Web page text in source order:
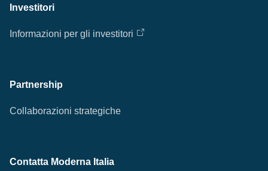
Investitori
Informazioni per gli investitori
Partnership
Collaborazioni strategiche
Contatta Moderna Italia